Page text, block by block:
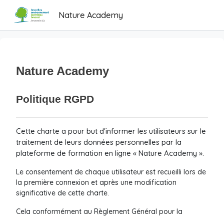
Nature Academy
Nature Academy
Politique RGPD
Cette charte a pour but d'informer les utilisateurs sur le
traitement de leurs données personnelles par la
plateforme de formation en ligne « Nature Academy ».
Le consentement de chaque utilisateur est recueilli lors de
la première connexion et après une modification
significative de cette charte.
Cela conformément au Règlement Général pour la